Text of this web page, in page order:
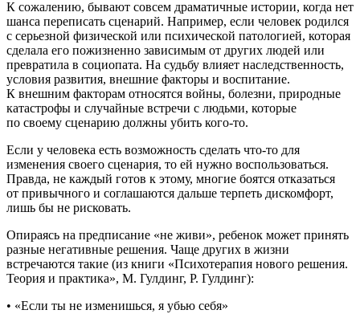
К сожалению, бывают совсем драматичные истории, когда нет
шанса переписать сценарий. Например, если человек родился
с серьезной физической или психической патологией, которая
сделала его пожизненно зависимым от других людей или
превратила в социопата. На судьбу влияет наследственность,
условия развития, внешние факторы и воспитание.
К внешним факторам относятся войны, болезни, природные
катастрофы и случайные встречи с людьми, которые
по своему сценарию должны убить кого-то.
Если у человека есть возможность сделать что-то для
изменения своего сценария, то ей нужно воспользоваться.
Правда, не каждый готов к этому, многие боятся отказаться
от привычного и соглашаются дальше терпеть дискомфорт,
лишь бы не рисковать.
Опираясь на предписание «не живи», ребенок может принять
разные негативные решения. Чаще других в жизни
встречаются такие (из книги «Психотерапия нового решения.
Теория и практика», М. Гулдинг, Р. Гулдинг):
• «Если ты не изменишься, я убью себя»